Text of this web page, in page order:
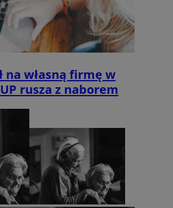
na własną firmę w
rusza z naborem